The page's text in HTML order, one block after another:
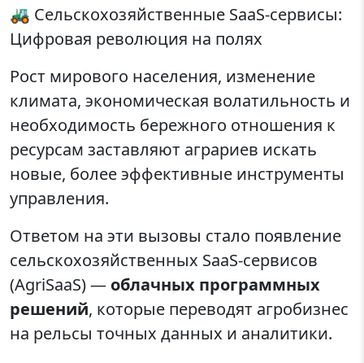
🚜 Сельскохозяйственные SaaS-сервисы:
Цифровая революция на полях
Рост мирового населения, изменение
климата, экономическая волатильность и
необходимость бережного отношения к
ресурсам заставляют аграриев искать
новые, более эффективные инструменты
управления.
Ответом на эти вызовы стало появление
сельскохозяйственных SaaS-сервисов
(AgriSaaS) — облачных программных
решений, которые переводят агробизнес
на рельсы точных данных и аналитики.